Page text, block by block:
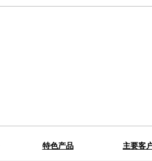
特色产品 主要客